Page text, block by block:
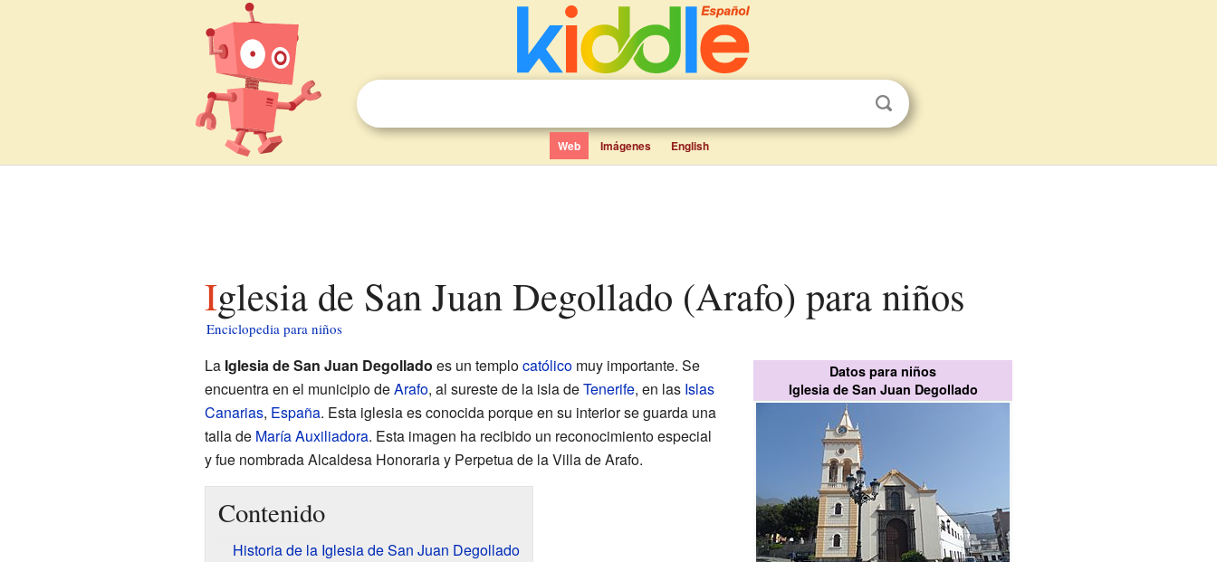
Web Imágenes English
Iglesia de San Juan Degollado (Arafo) para niños
Enciclopedia para niños
Datos para niños
Iglesia de San Juan Degollado
La Iglesia de San Juan Degollado es un templocatólicomuy importante. Se
encuentra en el municipio deArafo, al sureste de la isla deTenerife, en las Islas
Canarias, España. Esta iglesia es conocida porque en su interior se guarda una
talla de María Auxiliadora. Esta imagen ha recibido un reconocimiento especial
y fue nombrada Alcaldesa Honoraria y Perpetua de la Villa de Arafo.
Contenido
Historia de la Iglesia de San Juan Degollado